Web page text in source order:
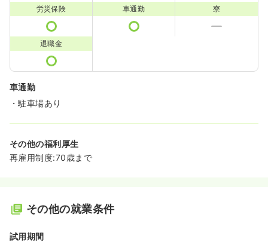
労災保険 車通勤 寮
退職金
車通勤
・駐車場あり
その他の福利厚生
再雇用制度:70歳まで
その他の就業条件
試用期間